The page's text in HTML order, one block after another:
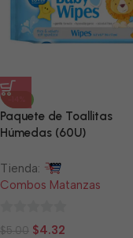
Paquete de Toallitas
Húmedas (60U)
Tienda:
Combos Matanzas
0
$5.00 $4.32